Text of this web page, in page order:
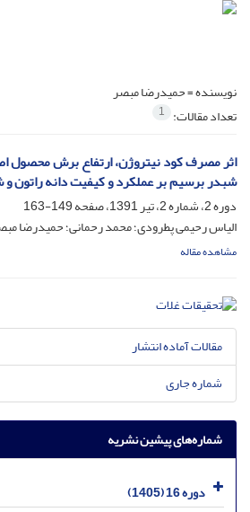
نویسنده =حمیدرضا مبصر
تعداد مقالات: 1
اثر مصرف کود نیتروژن، ارتفاع برش محصول
شبدر برسیم بر عملکرد و کیفیت دانه راتون
دوره 2، شماره 2، تیر 1391، صفحه
149-163
الیاس رحیمی پطرودی؛ محمد رحمانی؛ حمیدرضا
مشاهده مقاله
مقالات آماده انتشار
شماره جاری
شماره‌های پیشین نشریه
دوره 16 (1405)